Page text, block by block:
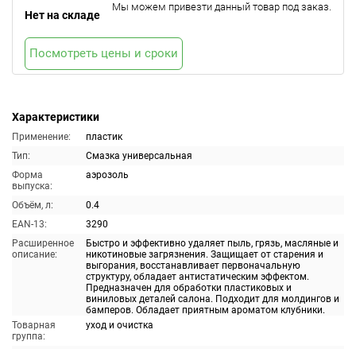
Характеристики
Применение:
пластик
Тип:
Смазка универсальная
Форма
выпуска:
аэрозоль
Объём, л:
0.4
EAN-13:
3290
Расширенное
описание:
Быстро и эффективно удаляет пыль, грязь, масляные и
никотиновые загрязнения. Защищает от старения и
выгорания, восстанавливает первоначальную
структуру, обладает антистатическим эффектом.
Предназначен для обработки пластиковых и
виниловых деталей салона. Подходит для молдингов и
бамперов. Обладает приятным ароматом клубники.
Товарная
группа:
уход и очистка
Нет на складе
Мы можем привезти данный товар под заказ.
Посмотреть цены и сроки